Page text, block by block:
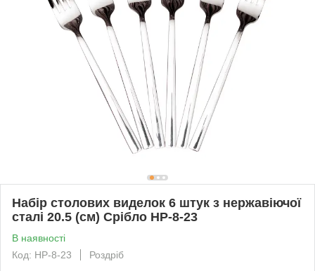
Набір столових виделок 6 штук з нержавіючої
сталі 20.5 (см) Срібло HP-8-23
В наявності
Код: HP-8-23
Роздріб